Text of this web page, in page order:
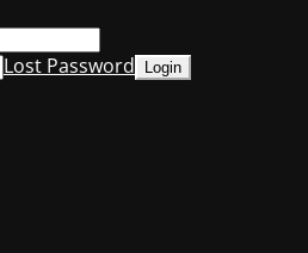
Lost Password